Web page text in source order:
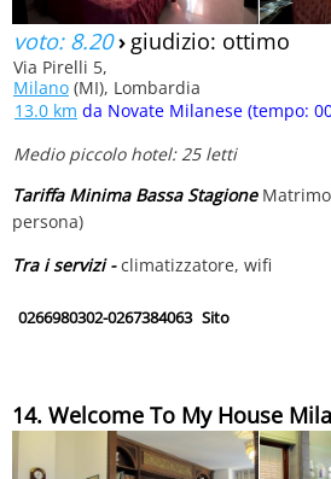
voto: 8.20› giudizio: ottimo
Via Pirelli 5,
Milano (MI), Lombardia
13.0 km da Novate Milanese (tempo:
Medio piccolo hotel: 25 letti
Tariffa Minima Bassa Stagione
persona)
Tra i servizi -climatizzatore, wifi
0266980302-0267384063 Sito
14. Welcome To My House